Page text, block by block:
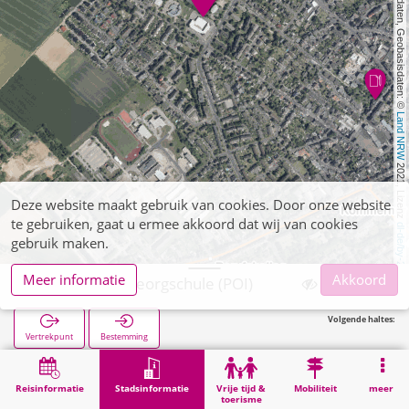
, Kartendaten, Geobasisdaten: ©
Land NRW
2021, Lizenz
dl-de/by-2-0
Reisinformatie Stadsinformatie
Vrije tijd &
toerisme
Mobiliteit meer
Euskirchen, Georgschule (POI)
Vertrekpunt Bestemming
Volgende haltes:
Stadsinformatie Opleiding Euskirchen, Georgschule (POI)
Deze website maakt gebruik van cookies. Door onze website
te gebruiken, gaat u ermee akkoord dat wij van cookies
gebruik maken.
Meer informatie
Akkoord